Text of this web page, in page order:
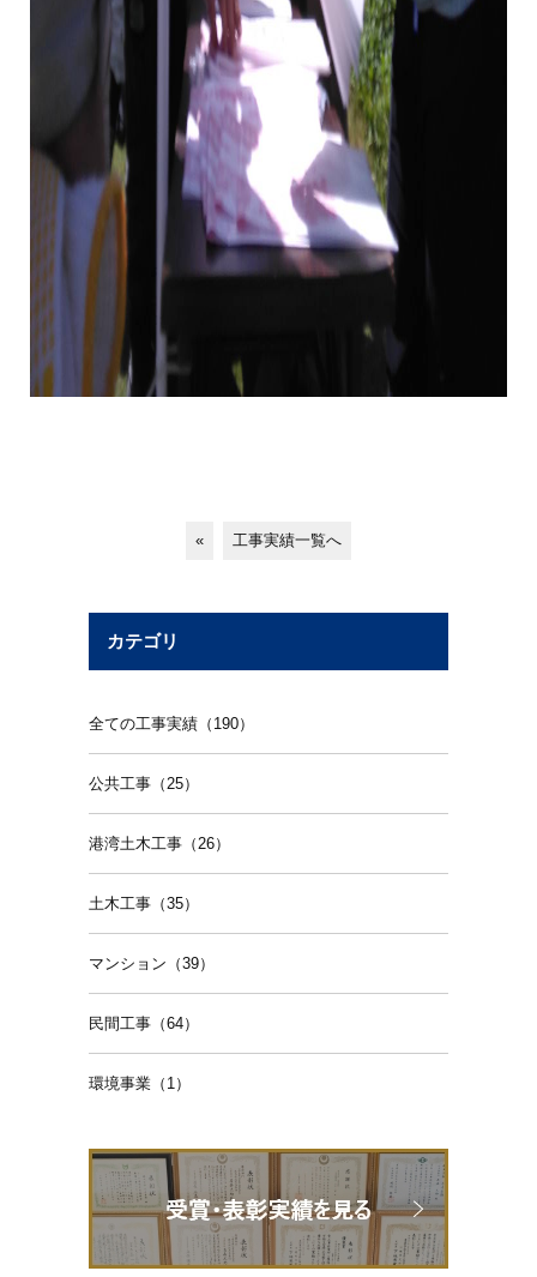
« 工事実績一覧へ
カテゴリ
全ての工事実績（190）
公共工事（25）
港湾土木工事（26）
土木工事（35）
マンション（39）
民間工事（64）
環境事業（1）